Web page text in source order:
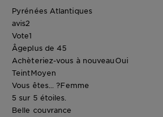
Pyrénées Atlantiques
avis2
Vote1
Âgeplus de 45
Achèteriez-vous à nouveauOui
TeintMoyen
Vous êtes... ?Femme
5 sur 5 étoiles.
Belle couvrance